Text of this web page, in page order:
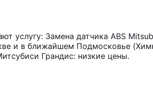
услугу: Замена датчика ABS
и в ближайшем Подмосковье
Грандис: низкие цены.